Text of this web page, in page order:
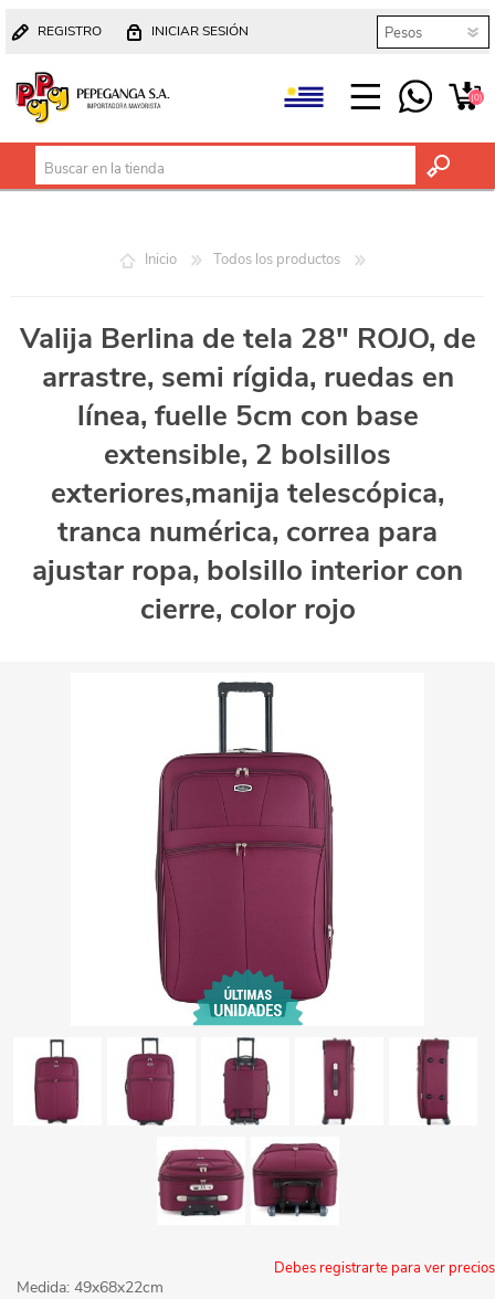
REGISTRO INICIAR SESIÓN
(0)
Inicio Todos los productos
Valija Berlina de tela 28" ROJO, de
arrastre, semi rígida, ruedas en
línea, fuelle 5cm con base
extensible, 2 bolsillos
exteriores,manija telescópica,
tranca numérica, correa para
ajustar ropa, bolsillo interior con
cierre, color rojo
Debes registrarte para ver precios
Medida: 49x68x22cm